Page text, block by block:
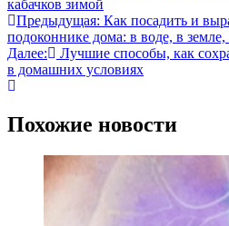
кабачков зимой
Навигация
по
записям
Предыдущая: Как посадить и
подоконнике дома: в воде, в
Далее:
Лучшие способы, как
в домашних условиях
Похожие новости